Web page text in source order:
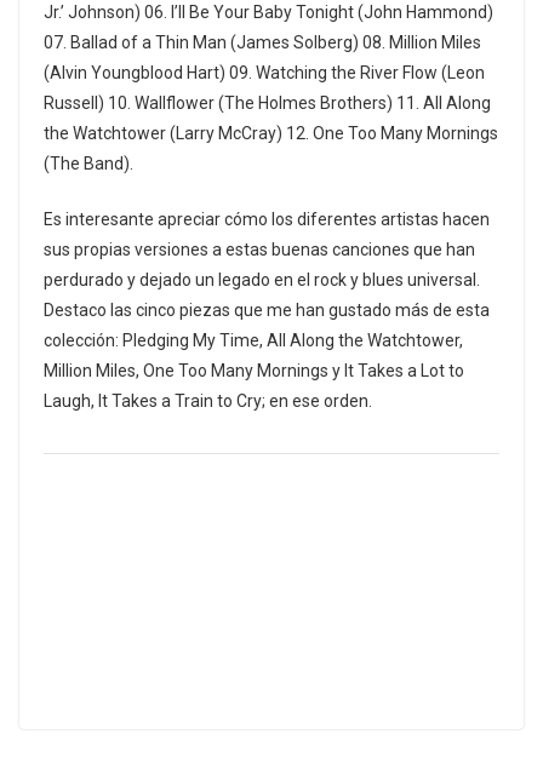
Jr.’ Johnson) 06. I’ll Be Your Baby Tonight (John Hammond)
07. Ballad of a Thin Man (James Solberg) 08. Million Miles
(Alvin Youngblood Hart) 09. Watching the River Flow (Leon
Russell) 10. Wallflower (The Holmes Brothers) 11. All Along
the Watchtower (Larry McCray) 12. One Too Many Mornings
(The Band).
Es interesante apreciar cómo los diferentes artistas hacen
sus propias versiones a estas buenas canciones que han
perdurado y dejado un legado en el rock y blues universal.
Destaco las cinco piezas que me han gustado más de esta
colección: Pledging My Time, All Along the Watchtower,
Million Miles, One Too Many Mornings y It Takes a Lot to
Laugh, It Takes a Train to Cry; en ese orden.